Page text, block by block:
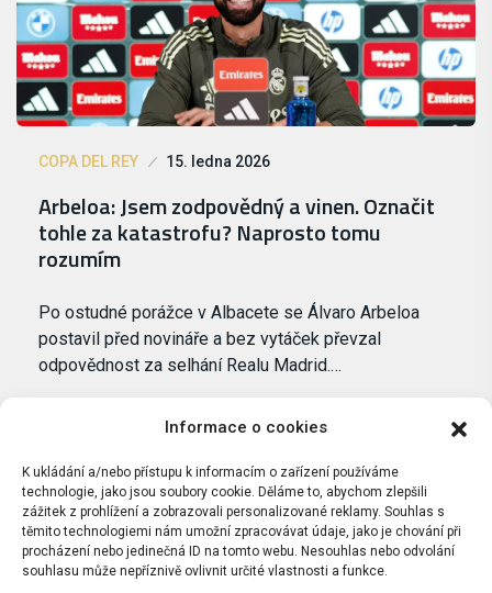
Informace o cookies
K ukládání a/nebo přístupu k informacím o zařízení používáme
technologie, jako jsou soubory cookie. Děláme to, abychom zlepšili
zážitek z prohlížení a zobrazovali personalizované reklamy. Souhlas s
těmito technologiemi nám umožní zpracovávat údaje, jako je chování při
procházení nebo jedinečná ID na tomto webu. Nesouhlas nebo odvolání
souhlasu může nepříznivě ovlivnit určité vlastnosti a funkce.
COPA DEL REY 15. ledna 2026
Arbeloa: Jsem zodpovědný a vinen. Označit
tohle za katastrofu? Naprosto tomu
rozumím
Po ostudné porážce v Albacete se Álvaro Arbeloa
postavil před novináře a bez vytáček převzal
odpovědnost za selhání Realu Madrid.…